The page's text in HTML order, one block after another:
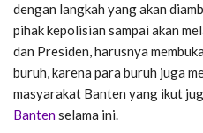
dengan langkah yang akan
pihak kepolisian sampai akan
dan Presiden, harusnya
buruh, karena para buruh juga
masyarakat Banten yang ikut
Bantenselama ini.